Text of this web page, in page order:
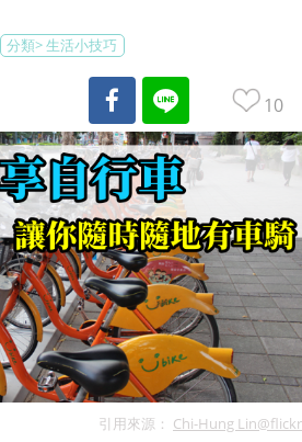
分類>生活小技巧
10
引用來源： Chi-Hung Lin@flickr